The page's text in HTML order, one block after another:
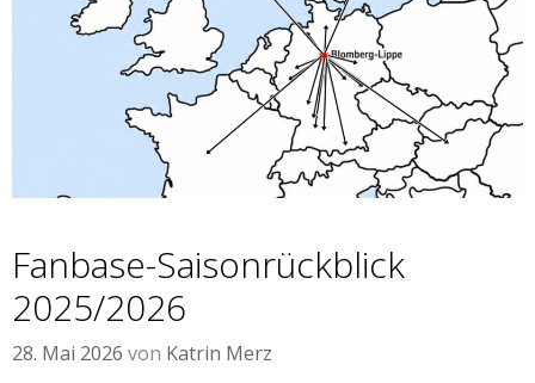
Fanbase-Saisonrückblick
2025/2026
28. Mai 2026 von Katrin Merz